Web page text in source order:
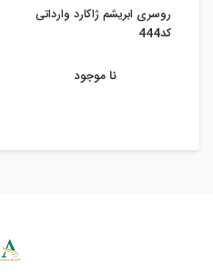
روسری ابریشم ژاکارد وارداتی
کد444
نا موجود